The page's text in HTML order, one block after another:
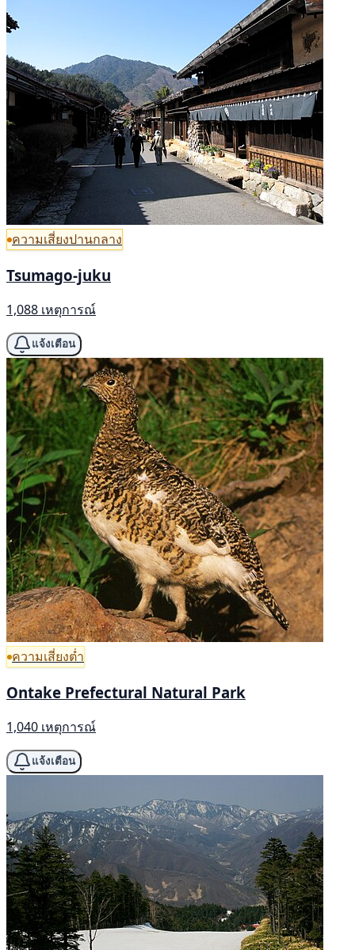
ความเสี่ยงปานกลาง
Tsumago-juku
1,088 เหตุการณ์
แจ้งเตือน
ความเสี่ยงต่ำ
Ontake Prefectural Natural Park
1,040 เหตุการณ์
แจ้งเตือน